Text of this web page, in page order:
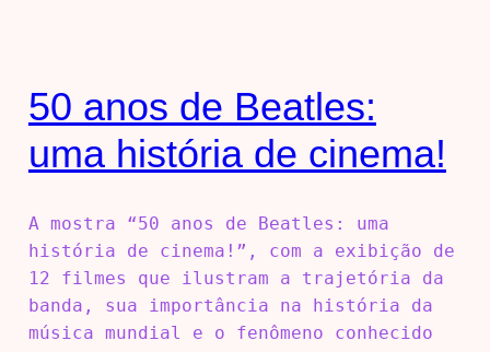
50 anos de Beatles:
uma história de cinema!
A mostra “50 anos de Beatles: uma
história de cinema!”, com a exibição de
12 filmes que ilustram a trajetória da
banda, sua importância na história da
música mundial e o fenômeno conhecido